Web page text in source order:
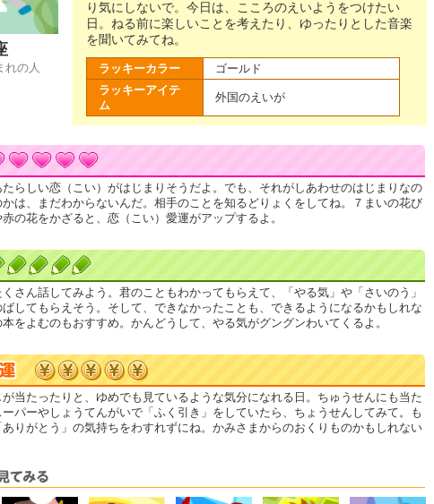
れの人
り気にしないで。今日は、こころのえいようをつけたい
日。ねる前に楽しいことを考えたり、ゆったりとした音楽
を聞いてみてね。
ラッキーカラー
ゴールド
ラッキーアイテ
ム
外国のえいが
らしい恋（こい）がはじまりそうだよ。でも、それがしあわせのはじまりなの
は、まだわからないんだ。相手のことを知るどりょくをしてね。７まいの花び
の花をかざると、恋（こい）愛運がアップするよ。
さん話してみよう。君のこともわかってもらえて、「やる気」や「さいのう」
してもらえそう。そして、できなかったことも、できるようになるかもしれな
をよむのもおすすめ。かんどうして、やる気がグングンわいてくるよ。
当たったりと、ゆめでも見ているような気分になれる日。ちゅうせんにも当た
パーやしょうてんがいで「ふく引き」をしていたら、ちょうせんしてみて。も
りがとう」の気持ちをわすれずにね。かみさまからのおくりものかもしれない